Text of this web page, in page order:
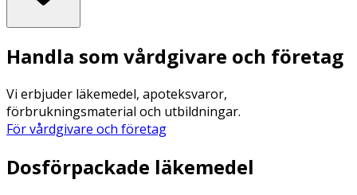
Handla som vårdgivare och företag
Vi erbjuder läkemedel, apoteksvaror,
förbrukningsmaterial och utbildningar.
För vårdgivare och företag
Dosförpackade läkemedel